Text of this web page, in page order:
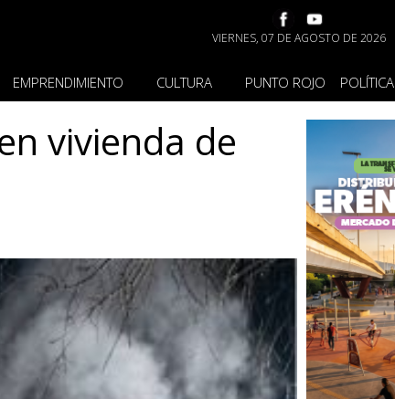
VIERNES, 07 DE AGOSTO DE 2026
EMPRENDIMIENTO CULTURA PUNTO ROJO POLÍTICA
vivienda de